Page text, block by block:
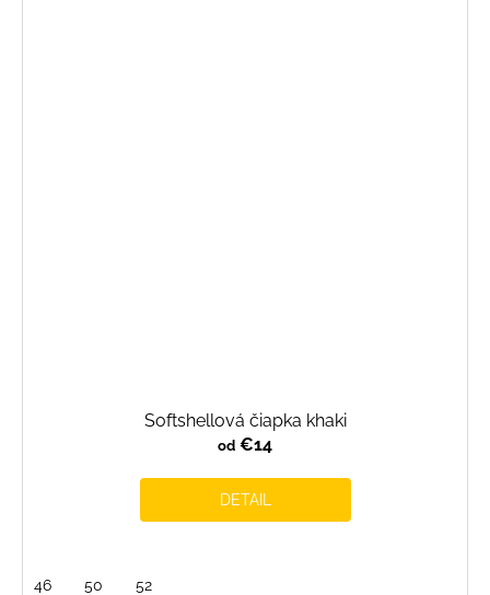
Softshellová čiapka khaki
od €14
DETAIL
46 50 52